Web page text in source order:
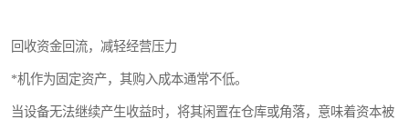
回收资金回流，减轻经营压力
*机作为固定资产，其购入成本通常不低。
当设备无法继续产生收益时，将其闲置在仓库或角落，意味着资本被